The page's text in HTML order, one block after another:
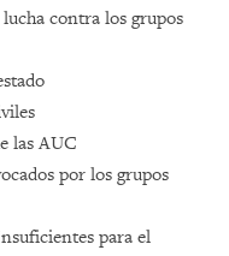
contra los grupos
las AUC
por los grupos
para el